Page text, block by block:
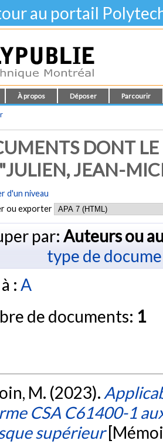
au portail
À propos Déposer Parcourir
DONT
JULIEN, JEAN-
d'un niveau
ou exporter
par: Auteurs ou
type de
: A
de documents: 1
M. (2023).
CSA C61400-1
supérieur